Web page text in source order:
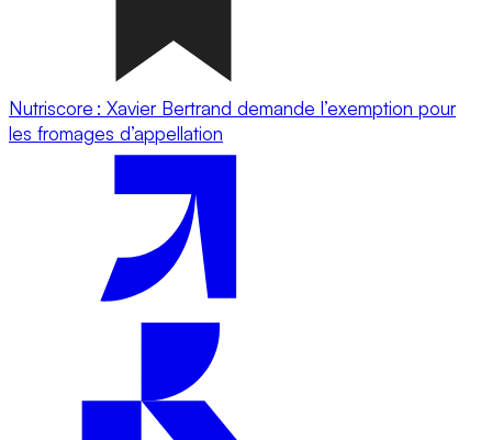
Nutriscore : Xavier Bertrand demande l’exemption pour
les fromages d’appellation